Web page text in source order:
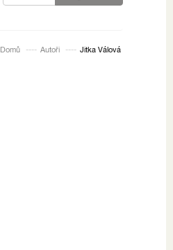
Domů Autoři Jitka Válová